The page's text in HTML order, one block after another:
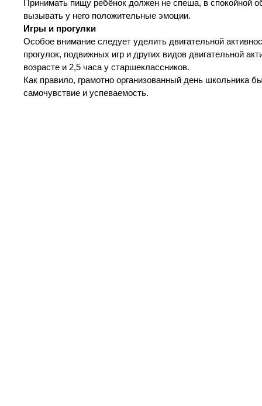
Принимать пищу ребёнок должен не спеша, в спокойной
вызывать у него положительные эмоции.
Игры и прогулки
Особое внимание следует уделить двигательной
прогулок, подвижных игр и других видов двигательной
возрасте и 2,5 часа у старшеклассников.
Как правило, грамотно организованный день школьника
самочувствие и успеваемость.